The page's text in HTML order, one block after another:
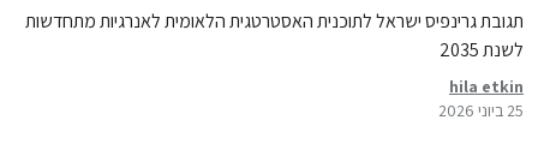
תגובת גרינפיס ישראל לתוכנית האסטרטגית הלאומית לאנרגיות מתחדשות
לשנת 2035
hila etkin
25 ביוני 2026